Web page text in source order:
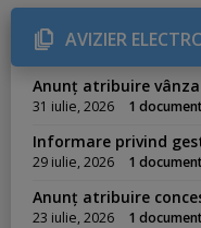
r
i
e
s
AVIZIER
Anunț atribuire
31 iulie, 2026 1
Informare privind
29 iulie, 2026 1
Anunț atribuire
23 iulie, 2026 1